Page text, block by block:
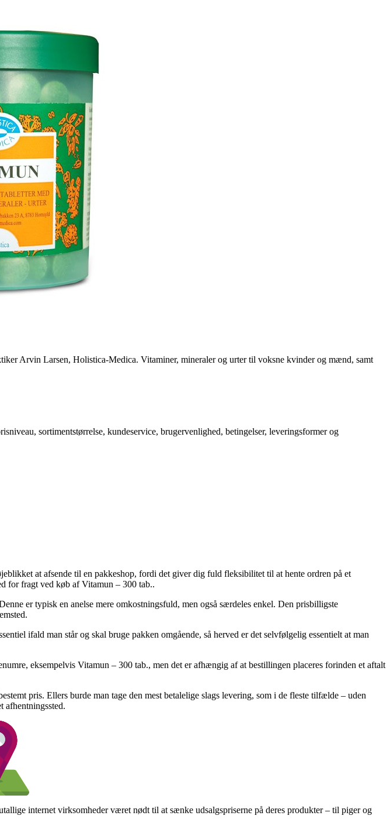
Arvin Larsen, Holistica-Medica. Vitaminer, mineraler og urter til voksne kvinder og mænd, samt
sortimentstørrelse, kundeservice, brugervenlighed, betingelser, leveringsformer og
at afsende til en pakkeshop, fordi det giver dig fuld fleksibilitet til at hente ordren på et
for fragt ved køb af Vitamun – 300 tab..
er typisk en anelse mere omkostningsfuld, men også særdeles enkel. Den prisbilligste
ifald man står og skal bruge pakken omgående, så herved er det selvfølgelig essentielt at man
eksempelvis Vitamun – 300 tab., men det er afhængig af at bestillingen placeres forinden et aftalt
pris. Ellers burde man tage den mest betalelige slags levering, som i de fleste tilfælde – uden
internet virksomheder været nødt til at sænke udsalgspriserne på deres produkter – til piger og